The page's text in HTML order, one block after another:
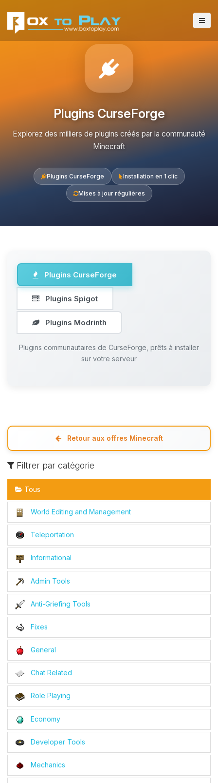
Plugins CurseForge
Explorez des milliers de plugins créés par la communauté
Minecraft
Plugins CurseForge Installation en 1 clic
Mises à jour régulières
Plugins CurseForge
Plugins Spigot
Plugins Modrinth
Plugins communautaires de CurseForge, prêts à installer
sur votre serveur
Retour aux offres Minecraft
Filtrer par catégorie
Tous
World Editing and Management
Teleportation
Informational
Admin Tools
Anti-Griefing Tools
Fixes
General
Chat Related
Role Playing
Economy
Developer Tools
Mechanics